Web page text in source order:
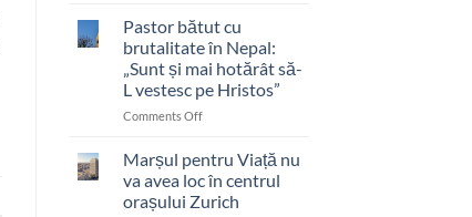
declară
gloria
lui
Dumnezeu
Pastor bătut cu
brutalitate în Nepal:
„Sunt și mai hotărât să-
L vestesc pe Hristos”
Comments Offon
bătut
cu
brutalitate
în
Marșul pentru Viață nu
va avea loc în centrul
orașului Zurich